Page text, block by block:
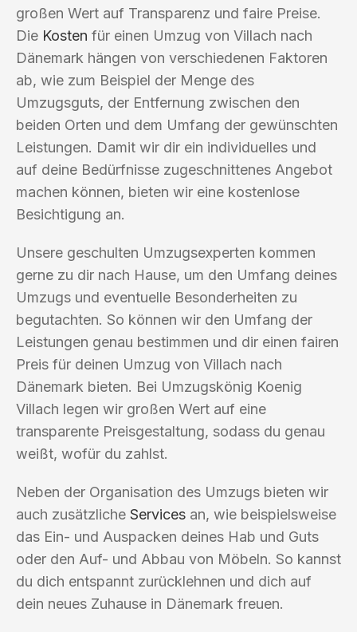
großen Wert auf Transparenz und faire Preise.
Die Kosten für einen Umzug von Villach nach
Dänemark hängen von verschiedenen Faktoren
ab, wie zum Beispiel der Menge des
Umzugsguts, der Entfernung zwischen den
beiden Orten und dem Umfang der gewünschten
Leistungen. Damit wir dir ein individuelles und
auf deine Bedürfnisse zugeschnittenes Angebot
machen können, bieten wir eine kostenlose
Besichtigung an.
Unsere geschulten Umzugsexperten kommen
gerne zu dir nach Hause, um den Umfang deines
Umzugs und eventuelle Besonderheiten zu
begutachten. So können wir den Umfang der
Leistungen genau bestimmen und dir einen fairen
Preis für deinen Umzug von Villach nach
Dänemark bieten. Bei Umzugskönig Koenig
Villach legen wir großen Wert auf eine
transparente Preisgestaltung, sodass du genau
weißt, wofür du zahlst.
Neben der Organisation des Umzugs bieten wir
auch zusätzliche Services an, wie beispielsweise
das Ein- und Auspacken deines Hab und Guts
oder den Auf- und Abbau von Möbeln. So kannst
du dich entspannt zurücklehnen und dich auf
dein neues Zuhause in Dänemark freuen.